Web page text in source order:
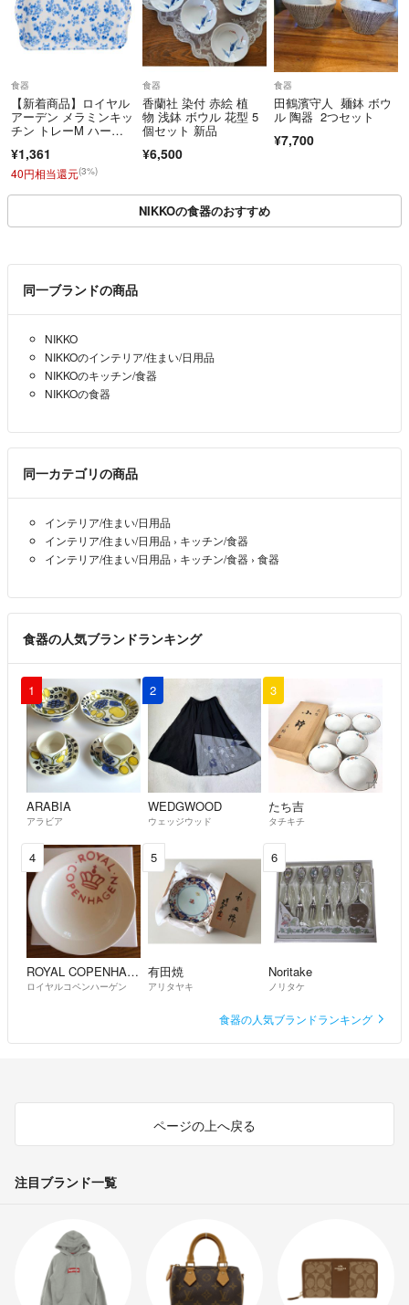
食器
【新着商品】ロイヤル
アーデン メラミンキッ
チン トレーM ハーバ
¥1,361
40円相当還元(3%)
食器
香蘭社 染付 赤絵 植
物 浅鉢 ボウル 花型 5
個セット 新品
¥6,500
食器
田鶴濱守人 麺鉢 ボウ
ル 陶器 2つセット
¥7,700
NIKKOの食器のおすすめ
同一ブランドの商品
NIKKO
NIKKOのインテリア/住まい/日用品
NIKKOのキッチン/食器
NIKKOの食器
同一カテゴリの商品
インテリア/住まい/日用品
インテリア/住まい/日用品 › キッチン/食器
インテリア/住まい/日用品 › キッチン/食器 › 食器
食器の人気ブランドランキング
1
ARABIA
アラビア
2
WEDGWOOD
ウェッジウッド
3
たち吉
タチキチ
4
ROYAL COPENHAGEN
ロイヤルコペンハーゲン
5
有田焼
アリタヤキ
6
Noritake
ノリタケ
食器の人気ブランドランキング
ページの上へ戻る
注目ブランド一覧